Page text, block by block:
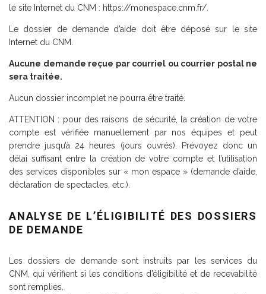
le site Internet du CNM : https://monespace.cnm.fr/.
Le dossier de demande d’aide doit être déposé sur le site
Internet du CNM.
Aucune demande reçue par courriel ou courrier postal ne
sera traitée.
Aucun dossier incomplet ne pourra être traité.
ATTENTION : pour des raisons de sécurité, la création de votre
compte est vérifiée manuellement par nos équipes et peut
prendre jusqu’à 24 heures (jours ouvrés). Prévoyez donc un
délai suffisant entre la création de votre compte et l’utilisation
des services disponibles sur « mon espace » (demande d’aide,
déclaration de spectacles, etc.).
ANALYSE DE L’ÉLIGIBILITÉ DES DOSSIERS
DE DEMANDE
Les dossiers de demande sont instruits par les services du
CNM, qui vérifient si les conditions d’éligibilité et de recevabilité
sont remplies.